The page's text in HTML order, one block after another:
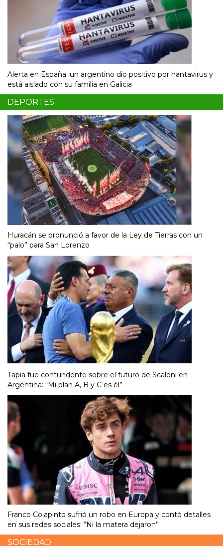
Alerta en España: un argentino dio positivo por hantavirus y
está aislado con su familia en Galicia
DEPORTES
Huracán se pronunció a favor de la Ley de Tierras con un
“palo” para San Lorenzo
Tapia fue contundente sobre el futuro de Scaloni en
Argentina: “Mi plan A, B y C es él”
Franco Colapinto sufrió un robo en Europa y contó detalles
en sus redes sociales: “Ni la matera dejaron”
SOCIEDAD